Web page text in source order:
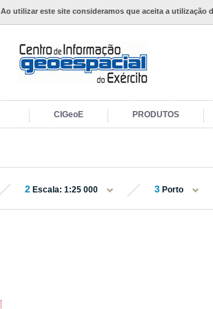
Ao utilizar este site consideramos que aceita a utilização
CIGeoE PRODUTOS
2 Escala: 1:25 000 3 Porto